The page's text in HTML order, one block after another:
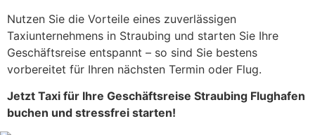
Nutzen Sie die Vorteile eines zuverlässigen
Taxiunternehmens in Straubing und starten Sie Ihre
Geschäftsreise entspannt – so sind Sie bestens
vorbereitet für Ihren nächsten Termin oder Flug.
Jetzt Taxi für Ihre Geschäftsreise Straubing Flughafen
buchen und stressfrei starten!